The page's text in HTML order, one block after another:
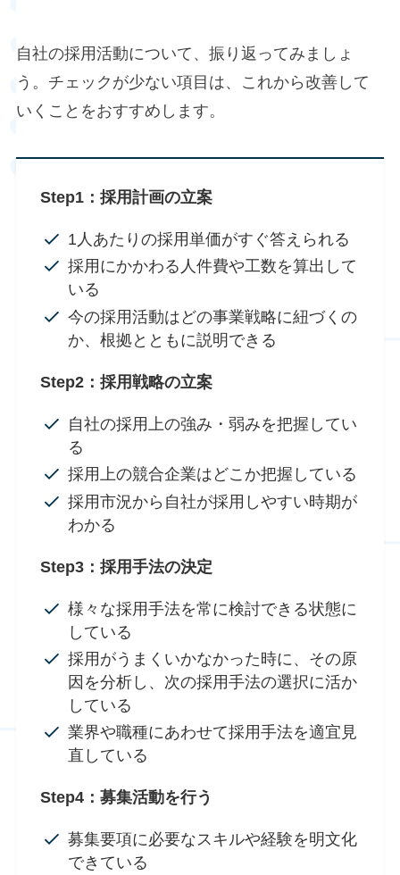
自社の採用活動について、振り返ってみましょ
う。チェックが少ない項目は、これから改善して
いくことをおすすめします。
Step1：採用計画の立案
1人あたりの採用単価がすぐ答えられる
採用にかかわる人件費や工数を算出して
いる
今の採用活動はどの事業戦略に紐づくの
か、根拠とともに説明できる
Step2：採用戦略の立案
自社の採用上の強み・弱みを把握してい
る
採用上の競合企業はどこか把握している
採用市況から自社が採用しやすい時期が
わかる
Step3：採用手法の決定
様々な採用手法を常に検討できる状態に
している
採用がうまくいかなかった時に、その原
因を分析し、次の採用手法の選択に活か
している
業界や職種にあわせて採用手法を適宜見
直している
Step4：募集活動を行う
募集要項に必要なスキルや経験を明文化
できている